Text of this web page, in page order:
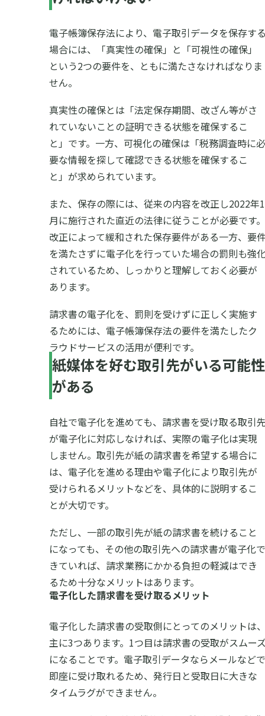
電子帳簿保存法により、電子取引データを保存す
場合には、「真実性の確保」と「可視性の確保」
という2つの要件を、ともに満たさなければなりま
せん。
真実性の確保とは「法定保存期間、改ざん等がさ
れていないことの証明できる状態を確保するこ
と」です。一方、可視化の確保は「税務調査時に必
要な情報を探して確認できる状態を確保するこ
と」が求められています。
また、保存の際には、従来の内容を改正し2022年1
月に施行された直近の法律に従うことが必要です。
改正によって緩和された保存要件がある一方、要
を満たさずに電子化を行っていた場合の罰則も強
されているため、しっかりと理解しておく必要が
あります。
請求書の電子化を、罰則を受けずに正しく実施す
るためには、電子帳簿保存法の要件を満たしたク
ラウドサービスの活用が便利です。
紙媒体を好む取引先がいる可能性
がある
自社で電子化を進めても、請求書を受け取る取引
が電子化に対応しなければ、実際の電子化は実現
しません。取引先が紙の請求書を希望する場合に
は、電子化を進める理由や電子化により取引先が
受けられるメリットなどを、具体的に説明するこ
とが大切です。
ただし、一部の取引先が紙の請求書を続けること
になっても、その他の取引先への請求書が電子化で
きていれば、請求業務にかかる負担の軽減はでき
るため十分なメリットはあります。
電子化した請求書を受け取るメリット
電子化した請求書の受取側にとってのメリットは
主に3つあります。1つ目は請求書の受取がスムー
になることです。電子取引データならメールなどで
即座に受け取れるため、発行日と受取日に大きな
タイムラグができません。